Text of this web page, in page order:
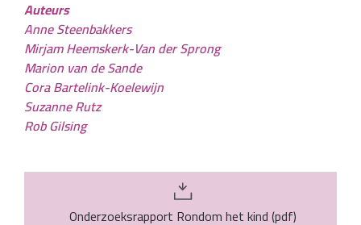
Auteurs
Anne Steenbakkers
Mirjam Heemskerk-Van der Sprong
Marion van de Sande
Cora Bartelink-Koelewijn
Suzanne Rutz
Rob Gilsing
Onderzoeksrapport Rondom het kind(pdf)